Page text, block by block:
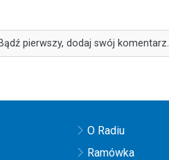
pierwszy, dodaj swój komentarz.
O Radiu
Ramówka